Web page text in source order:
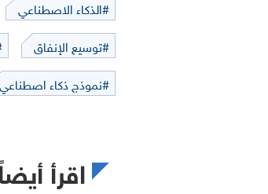
#الذكاء الاصطناعي
#توسيع الإنفاق
#نموذج ذكاء اصطناعي
اقرأ